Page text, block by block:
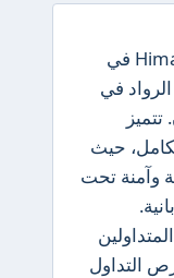
تأسست شركة Himawari Securities في
الرواد في
حيث
وآمنة تحت
تستهدف Himawari Securities المتداولين
التداول